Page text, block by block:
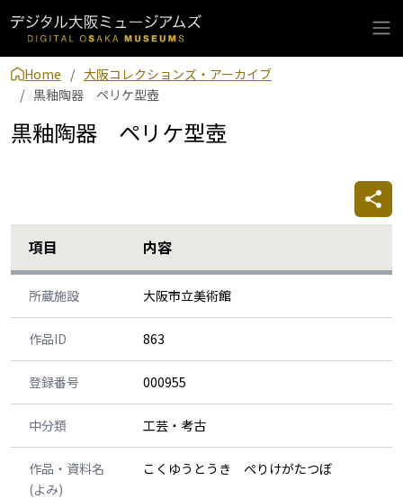
Home
大阪コレクションズ・アーカイブ
黒釉陶器 ペリケ型壺
黒釉陶器 ペリケ型壺
項目 内容
所蔵施設 大阪市立美術館
作品ID 863
登録番号 000955
中分類 工芸・考古
作品・資料名
(よみ)
こくゆうとうき ぺりけがたつぼ